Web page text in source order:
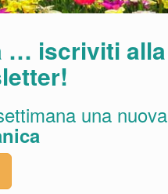
la vegetazione
con più esemplari,
… iscriviti alla
una nuova